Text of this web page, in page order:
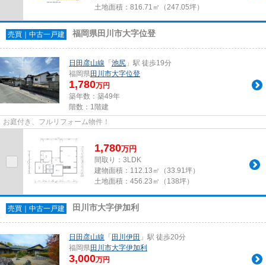
土地面積： 816.71㎡（247.05坪）
売買｜中古一戸建 福岡県田川市大字位登
日田彦山線 「 池尻 」駅 徒歩19分
福岡県田川市大字位登
1,780万円
築年数：築49年
階数：1階建
お庭付き、フルリフォーム物件！
1,780万円
間取り：3LDK
建物面積： 112.13㎡（33.91坪）
土地面積： 456.23㎡（138坪）
売買｜中古一戸建 田川市大字伊加利
日田彦山線 「 田川伊田 」駅 徒歩20分
福岡県田川市大字伊加利
3,000万円